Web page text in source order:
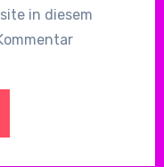
in diesem